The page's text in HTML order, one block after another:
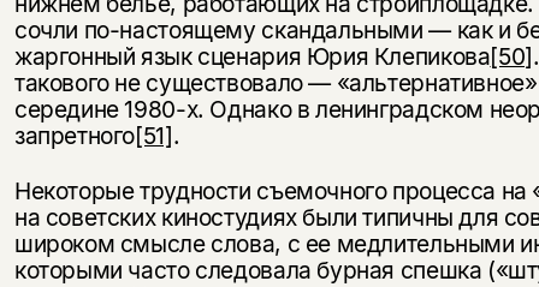
сочли по-настоящему скандальными — как и
жаргонный язык сценария Юрия Клепикова[50]
такового не существовало —
середине 1980-х. Однако в ленинградском
запретного[51].
Некоторые трудности съемочного процесса
на советских киностудиях были типичны для
широком смысле слова, с ее медлительными
которыми часто следовала бурная спешка